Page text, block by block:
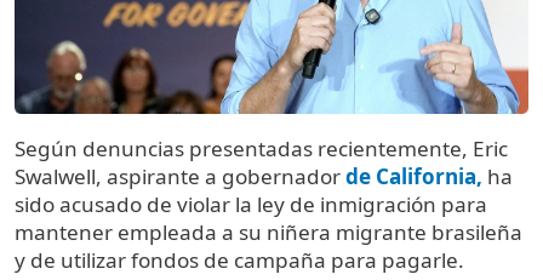
Según denuncias presentadas recientemente, Eric
Swalwell, aspirante a gobernadorde California, ha
sido acusado de violar la ley de inmigración para
mantener empleada a su niñera migrante brasileña
y de utilizar fondos de campaña para pagarle.